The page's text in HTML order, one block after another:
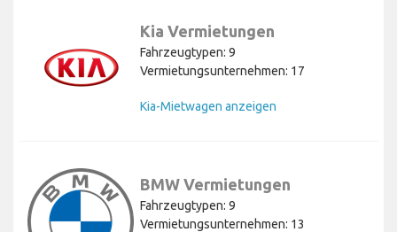
Kia Vermietungen
Fahrzeugtypen: 9
Vermietungsunternehmen: 17
Kia-Mietwagen anzeigen
BMW Vermietungen
Fahrzeugtypen: 9
Vermietungsunternehmen: 13